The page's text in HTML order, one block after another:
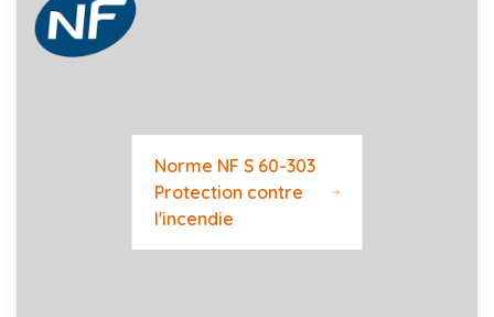
Norme NF S 60-303
Protection contre
l'incendie